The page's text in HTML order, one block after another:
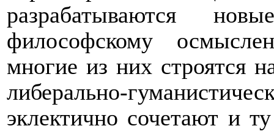
разрабатываются
философскому
многие из них строятся
либерально-
эклектично сочетают и